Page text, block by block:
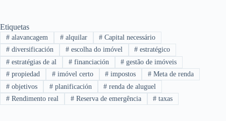
Etiquetas
#alavancagem #alquilar # Capital necessário
#diversificación #escolha do imóvel # estratégico
#estratégias de al #financiación # gestão de imóveis
#propiedad #imóvel certo # impostos # Meta de renda
#objetivos #planificación # renda de aluguel
#Rendimento real #Reserva de emergência # taxas